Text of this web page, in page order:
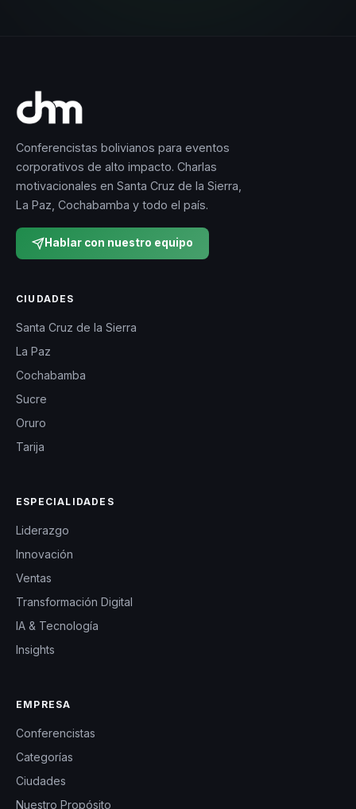
Conferencistas bolivianos para eventos
corporativos de alto impacto. Charlas
motivacionales en Santa Cruz de la Sierra,
La Paz, Cochabamba y todo el país.
Hablar con nuestro equipo
CIUDADES
Santa Cruz de la Sierra
La Paz
Cochabamba
Sucre
Oruro
Tarija
ESPECIALIDADES
Liderazgo
Innovación
Ventas
Transformación Digital
IA & Tecnología
Insights
EMPRESA
Conferencistas
Categorías
Ciudades
Nuestro Propósito